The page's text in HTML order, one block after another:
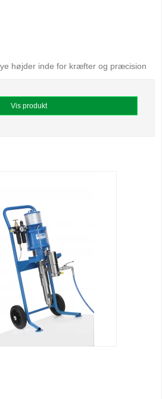
højder inde for kræfter og præcision
Vis produkt